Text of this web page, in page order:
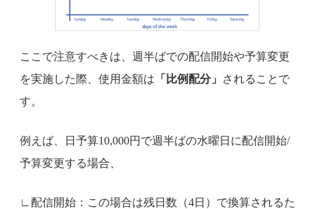
ここで注意すべきは、週半ばでの配信開始や予算変更
を実施した際、使用金額は 「比例配分」
されることで
す。
例えば、日予算10,000円で週半ばの水曜日に配信開始/
予算変更する場合、
∟配信開始：この場合は残日数（4日）で換算されるた